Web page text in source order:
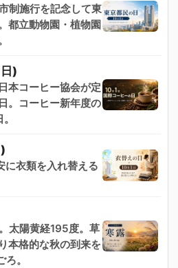
制施行を記念して東
都立動物園・植物園
)
本コーヒー協会が定
。コーヒー新年度の
に衣類を入れ替える
太陽黄経195度。草
本格的な秋の到来を
。